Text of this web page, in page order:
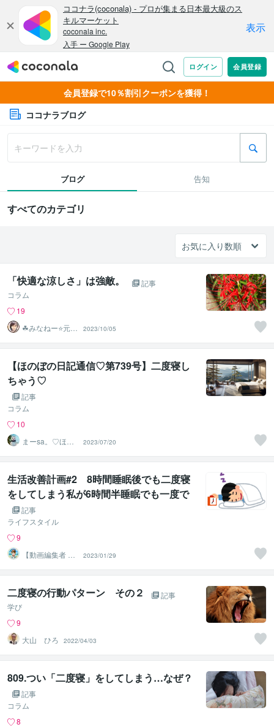
会員登録で10％割引クーポンを獲得！
ココナラブログ
ブログ 告知
すべてのカテゴリ
「快適な涼しさ」は強敵。
記事
コラム
19
☘みなねー⭐️元総
務部長☘
2023/10/05
【ほのぼの日記通信♡第739号】二度寝し
ちゃう♡
記事
コラム
10
まーsa。♡ほの
ぼのブログ毎日
配信♡
2023/07/20
生活改善計画#2 8時間睡眠後でも二度寝
をしてしまう私が6時間半睡眠でも一度で
起きられるようになった方法ベスト３
記事
ライフスタイル
9
【動画編集者 ・
コーチング】な
つ
2023/01/29
二度寝の行動パターン その２
記事
学び
9
大山 ひろ
2022/04/03
809.つい「二度寝」をしてしまう…なぜ？
記事
コラム
8